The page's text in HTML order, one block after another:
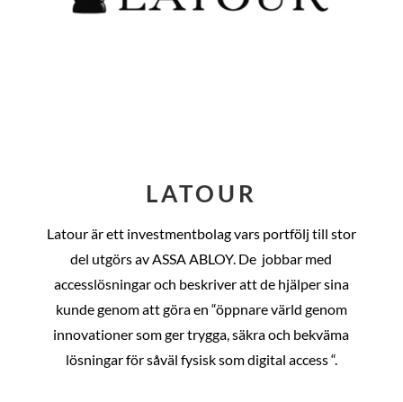
LATOUR
Latour är ett investmentbolag vars portfölj till stor
del utgörs av ASSA ABLOY. De jobbar med
accesslösningar och beskriver att de hjälper sina
kunde genom att göra en “öppnare värld genom
innovationer som ger trygga, säkra och bekväma
lösningar för såväl fysisk som digital access “.